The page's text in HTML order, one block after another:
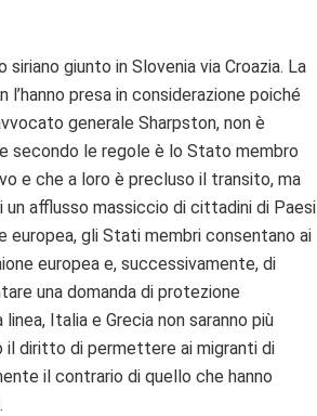
giunto in Slovenia via Croazia. La
presa in considerazione poiché
generale Sharpston, non è
secondo le regole è lo Stato membro
e che a loro è precluso il transito, ma
un afflusso massiccio di cittadini di Paesi
europea, gli Stati membri consentano ai
europea e, successivamente, di
una domanda di protezione
Italia e Grecia non saranno più
il diritto di permettere ai migranti di
il contrario di quello che hanno